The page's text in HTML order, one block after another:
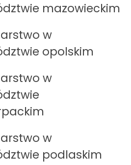
mazowieckim
w
opolskim
w
w
podlaskim